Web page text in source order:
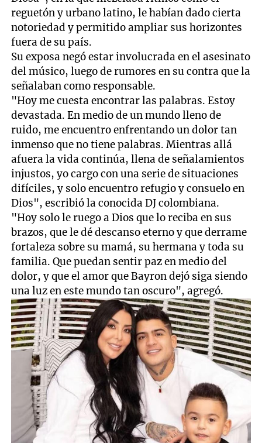
reguetón y urbano latino, le habían dado cierta
notoriedad y permitido ampliar sus horizontes
fuera de su país.
Su exposa negó estar involucrada en el asesinato
del músico, luego de rumores en su contra que la
señalaban como responsable.
"Hoy me cuesta encontrar las palabras. Estoy
devastada. En medio de un mundo lleno de
ruido, me encuentro enfrentando un dolor tan
inmenso que no tiene palabras. Mientras allá
afuera la vida continúa, llena de señalamientos
injustos, yo cargo con una serie de situaciones
difíciles, y solo encuentro refugio y consuelo en
Dios", escribió la conocida DJ colombiana.
"Hoy solo le ruego a Dios que lo reciba en sus
brazos, que le dé descanso eterno y que derrame
fortaleza sobre su mamá, su hermana y toda su
familia. Que puedan sentir paz en medio del
dolor, y que el amor que Bayron dejó siga siendo
una luz en este mundo tan oscuro", agregó.